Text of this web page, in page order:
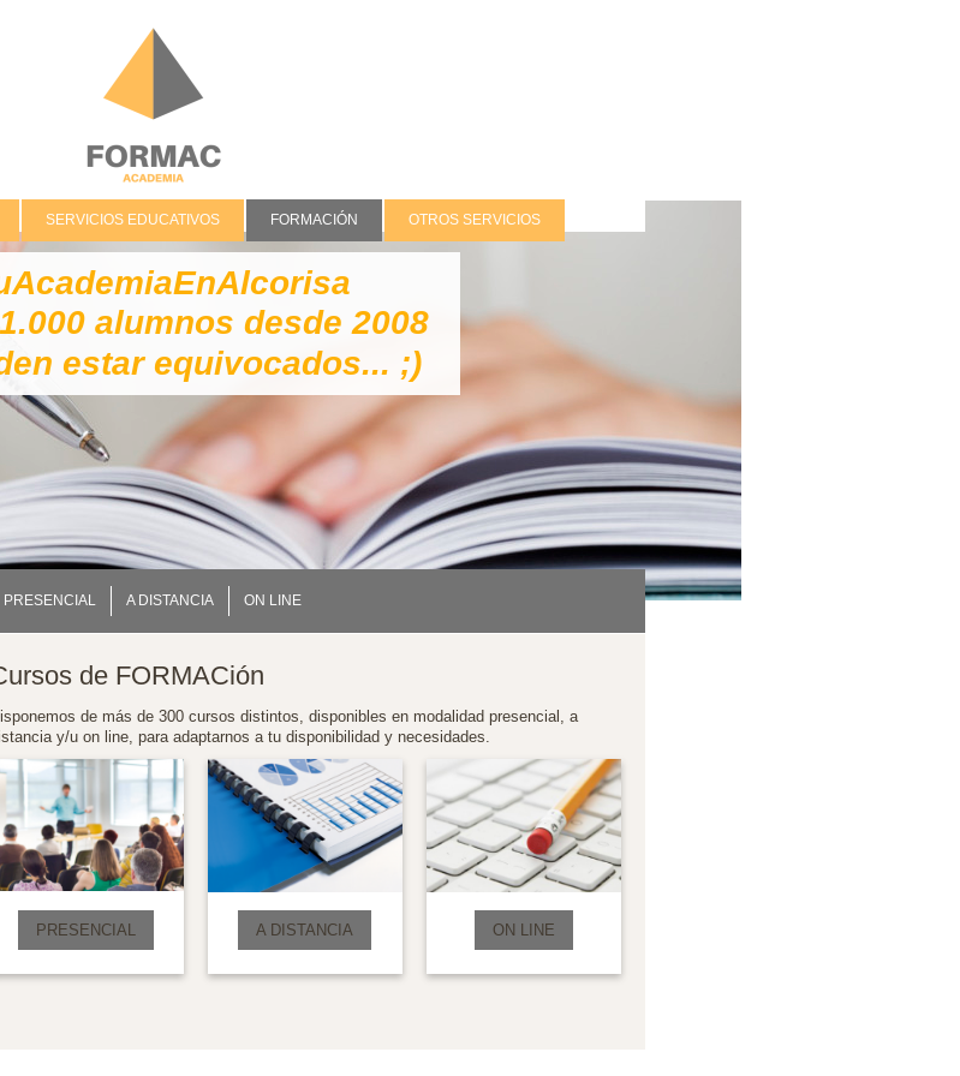
SERVICIOS EDUCATIVOS FORMACIÓN OTROS SERVICIOS
alumnos desde 2008
estar equivocados... ;)
PRESENCIAL A DISTANCIA ON LINE
de FORMACión
de más de 300 cursos distintos, disponibles en modalidad presencial, a
y/u on line, para adaptarnos a tu disponibilidad y necesidades.
PRESENCIAL A DISTANCIA ON LINE